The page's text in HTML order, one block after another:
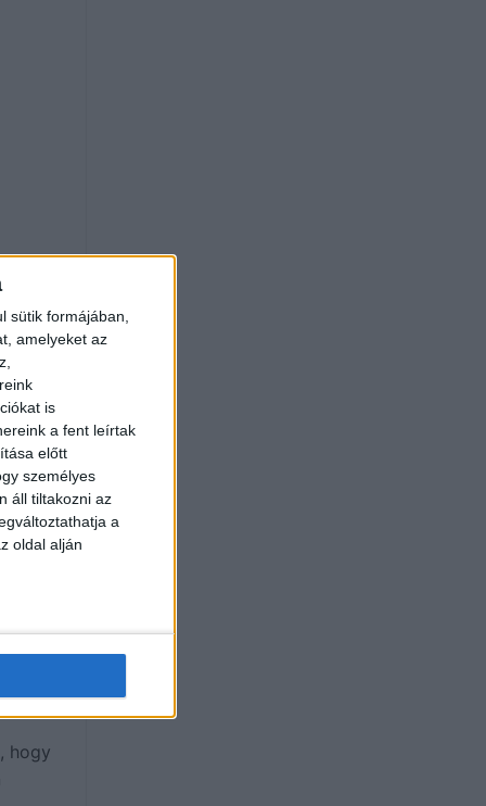
sütik formájában,
amelyeket az
is
a fent leírtak
előtt
személyes
áll tiltakozni az
a
oldal alján
hogy